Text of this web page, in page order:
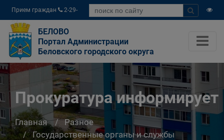
Прием граждан
2-29-
04
БЕЛОВО
Портал Администрации
Беловского городского округа
Прокуратура информирует
Главная
Разное
Государственные органы и службы